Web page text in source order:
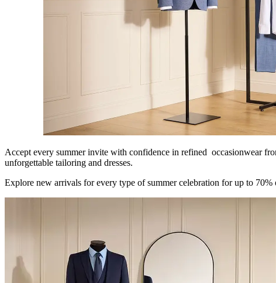
Accept every summer invite with confidence in refined occasionwear
unforgettable tailoring and dresses.
Explore new arrivals for every type of summer celebration for up to